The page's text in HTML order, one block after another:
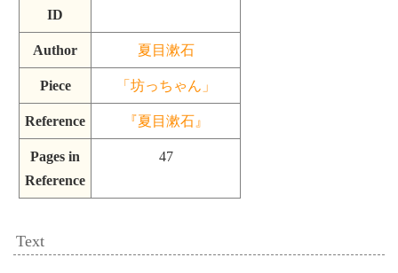
ID
Author 夏目漱石
Piece 「坊っちゃん」
Reference 『夏目漱石』
Pages in
Reference
47
Text